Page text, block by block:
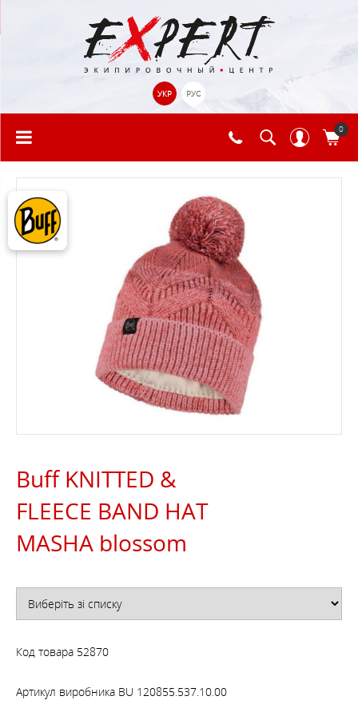
УКР РУС
0
Buff KNITTED &
FLEECE BAND HAT
MASHA blossom
Код товара 52870
Артикул виробника BU 120855.537.10.00